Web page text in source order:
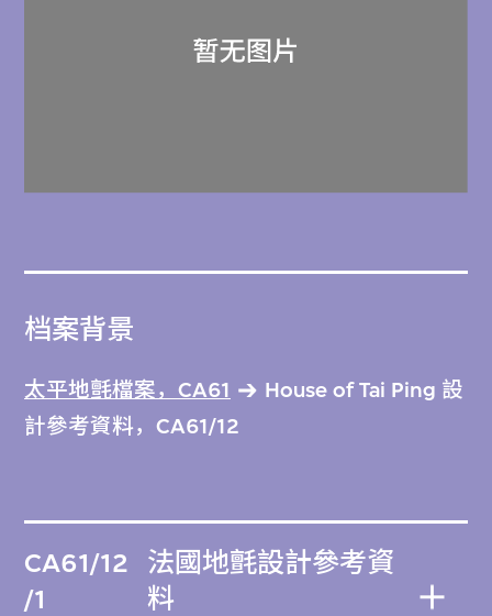
档案背景
太平地氈檔案，CA61
House of Tai Ping 設
計參考資料，CA61/12
CA61/12
/1
法國地氈設計參考資
料